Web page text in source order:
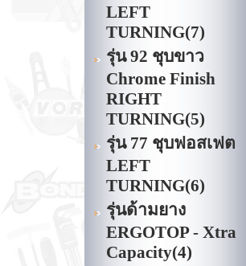
LEFT
TURNING(7)
รุ่น 92 ชุบขาว
Chrome Finish
RIGHT
TURNING(5)
รุ่น 77 ชุบฟอสเฟต
LEFT
TURNING(6)
รุ่นด้ามยาง
ERGOTOP - Xtra
Capacity(4)